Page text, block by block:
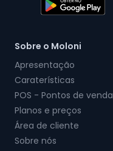
Sobre o Moloni
Apresentação
Caraterísticas
POS - Pontos de venda
Planos e preços
Área de cliente
Sobre nós